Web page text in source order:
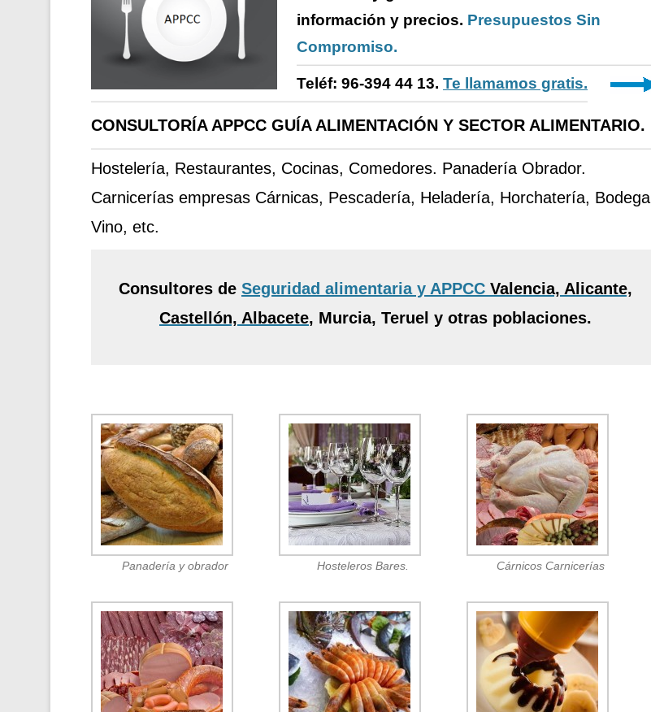
información y precios. Presupuestos Sin
Compromiso.
Teléf: 96-394 44 13. Te llamamos gratis.
CONSULTORÍA APPCC GUÍA ALIMENTACIÓN Y SECTOR ALIMENTARIO.
Hostelería, Restaurantes, Cocinas, Comedores. Panadería Obrador.
Carnicerías empresas Cárnicas, Pescadería, Heladería, Horchatería, Bodega
Vino, etc.
Consultores de Seguridad alimentaria y APPCC Valencia, Alicante,
Castellón, Albacete, Murcia, Teruel y otras poblaciones.
Panadería y obrador Hosteleros Bares. Cárnicos Carnicerías